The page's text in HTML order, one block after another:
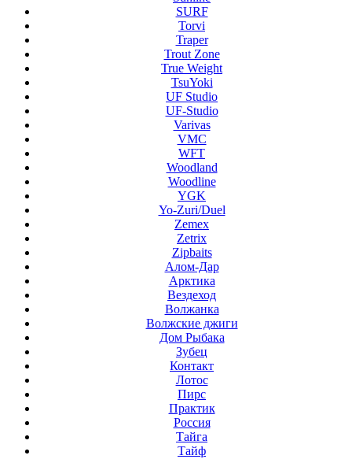
SURF
Torvi
Traper
Trout Zone
True Weight
TsuYoki
UF Studio
UF-Studio
Varivas
VMC
WFT
Woodland
Woodline
YGK
Yo-Zuri/Duel
Zemex
Zetrix
Zipbaits
Алом-Дар
Арктика
Вездеход
Волжанка
Волжские джиги
Дом Рыбака
Зубец
Контакт
Лотос
Пирс
Практик
Россия
Тайга
Тайф